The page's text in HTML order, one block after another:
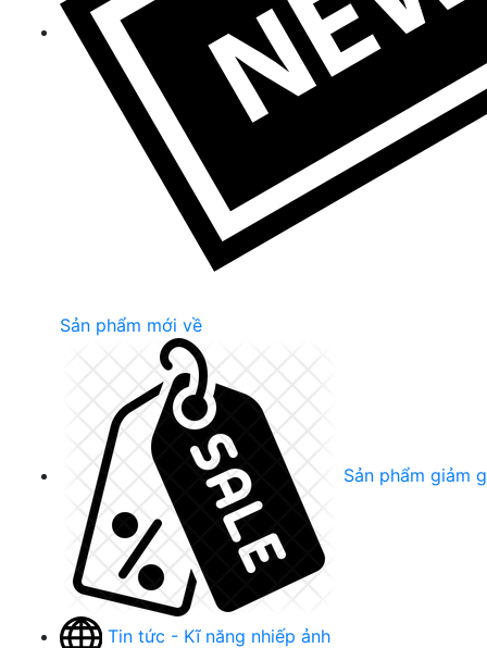
Sản phẩm mới về
Sản phẩm giảm
Tin tức - Kĩ năng nhiếp ảnh